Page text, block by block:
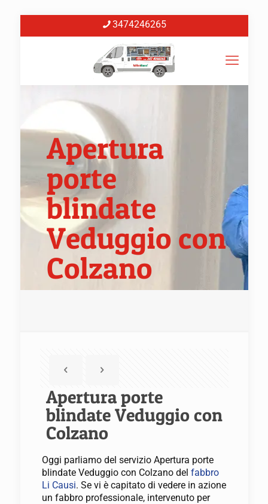
3474246265
Apertura
porte
blindate
Veduggio con
Colzano
Apertura porte
blindate Veduggio con
Colzano
Oggi parliamo del servizio Apertura porte
blindate Veduggio con Colzano del fabbro
Li Causi. Se vi è capitato di vedere in azione
un fabbro professionale, intervenuto per